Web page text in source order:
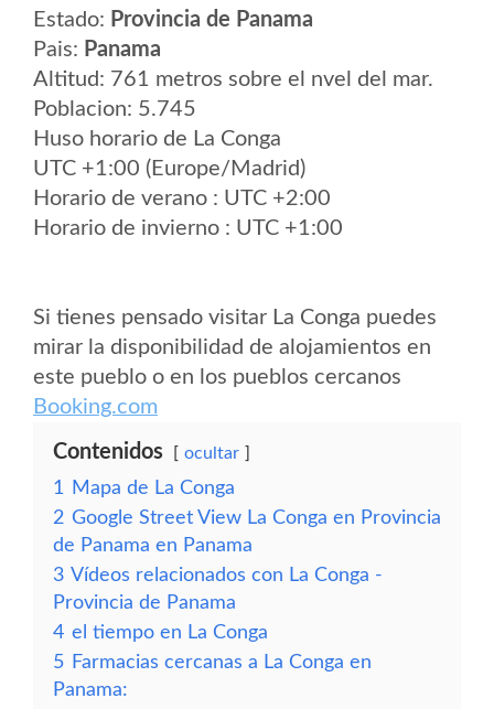
Estado: Provincia de Panama
Pais: Panama
Altitud: 761 metros sobre el nvel del mar.
Poblacion: 5.745
Huso horario de La Conga
UTC +1:00 (Europe/Madrid)
Horario de verano : UTC +2:00
Horario de invierno : UTC +1:00
Si tienes pensado visitar La Conga puedes
mirar la disponibilidad de alojamientos en
este pueblo o en los pueblos cercanos
Booking.com
Contenidos ocultar
1
Mapa de La Conga
2 Google Street View La Conga en Provincia
de Panama en Panama
3 Vídeos relacionados con La Conga -
Provincia de Panama
4 el tiempo en La Conga
5 Farmacias cercanas a La Conga en
Panama: